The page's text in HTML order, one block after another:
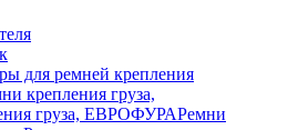
для ремней крепления
крепления груза,
груза, ЕВРОФУРАРемни